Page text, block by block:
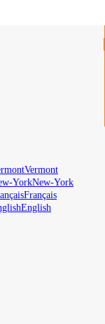
Vermont
New-York
Français
English